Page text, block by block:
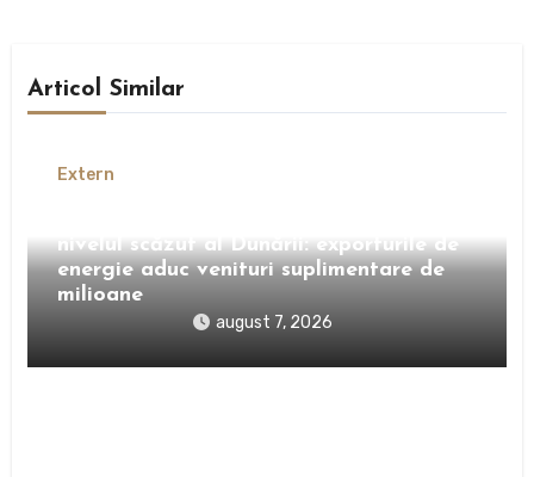
Articol Similar
Extern
nivelul scăzut al Dunării: exporturile de
energie aduc venituri suplimentare de
milioane
august 7, 2026